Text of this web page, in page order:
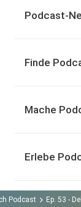
Podcast-
Finde
Mache
Erlebe
Podcast Ep. 53 -